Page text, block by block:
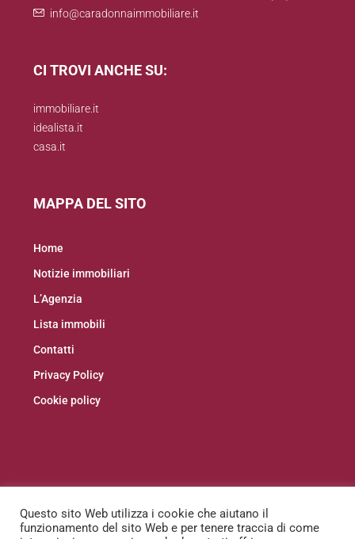
info@caradonnaimmobiliare.it
CI TROVI ANCHE SU:
immobiliare.it
idealista.it
casa.it
MAPPA DEL SITO
Home
Notizie immobiliari
L’Agenzia
Lista immobili
Contatti
Privacy Policy
Cookie policy
Questo sito Web utilizza i cookie che aiutano il
funzionamento del sito Web e per tenere traccia di come